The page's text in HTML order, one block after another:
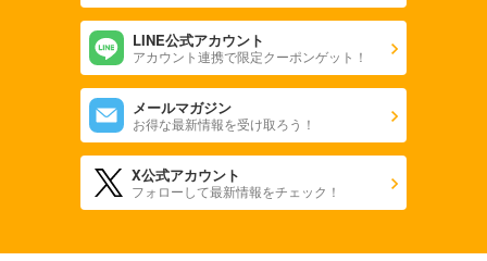
LINE公式アカウント
アカウント連携で限定クーポンゲット！
メールマガジン
お得な最新情報を受け取ろう！
X公式アカウント
フォローして最新情報をチェック！